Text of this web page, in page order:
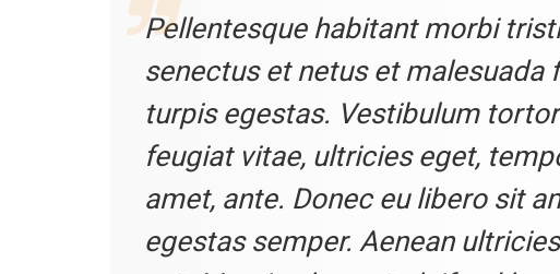
Pellentesque habitant morbi
senectus et netus et malesuada
turpis egestas. Vestibulum
feugiat vitae, ultricies eget,
amet, ante. Donec eu libero sit
egestas semper. Aenean